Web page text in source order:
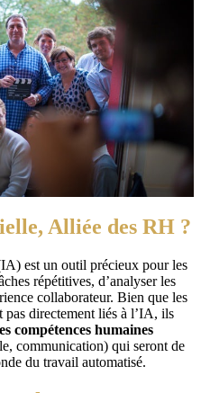
Alliée des RH ?
est un outil précieux pour les
répétitives, d’analyser les
collaborateur. Bien que les
directement liés à l’IA, ils
compétences humaines
communication) qui seront de
du travail automatisé.